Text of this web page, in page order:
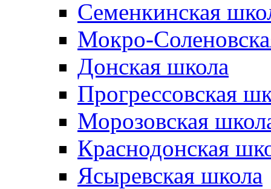
Семенкинская
Мокро-
Донская школа
Прогрессовская
Морозовская
Краснодонская
Ясыревская школа